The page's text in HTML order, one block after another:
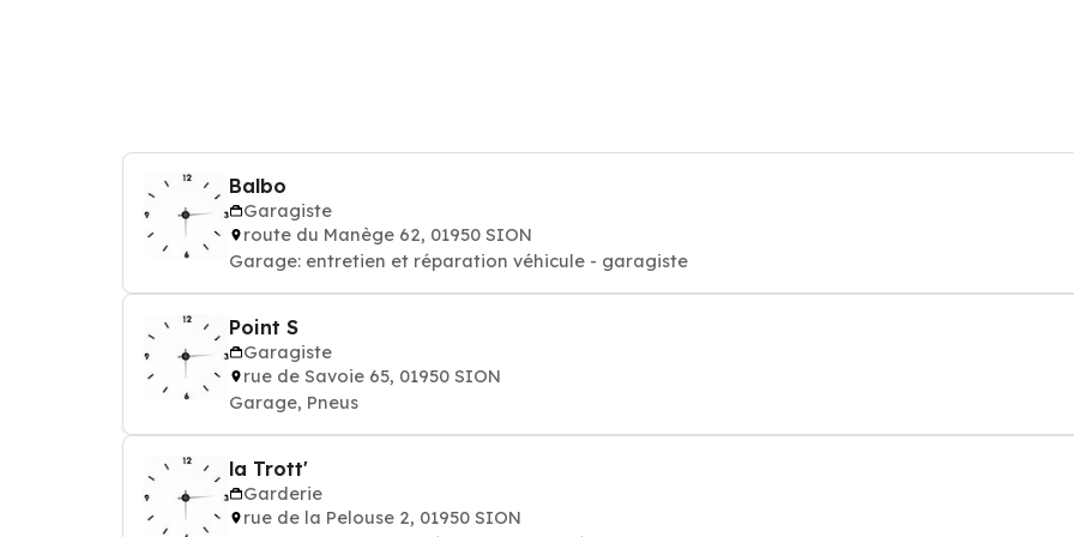
Balbo
Garagiste
route du Manège 62, 01950 SION
Garage: entretien et réparation véhicule - garagiste
Point S
Garagiste
rue de Savoie 65, 01950 SION
Garage, Pneus
la Trott'
Garderie
rue de la Pelouse 2, 01950 SION